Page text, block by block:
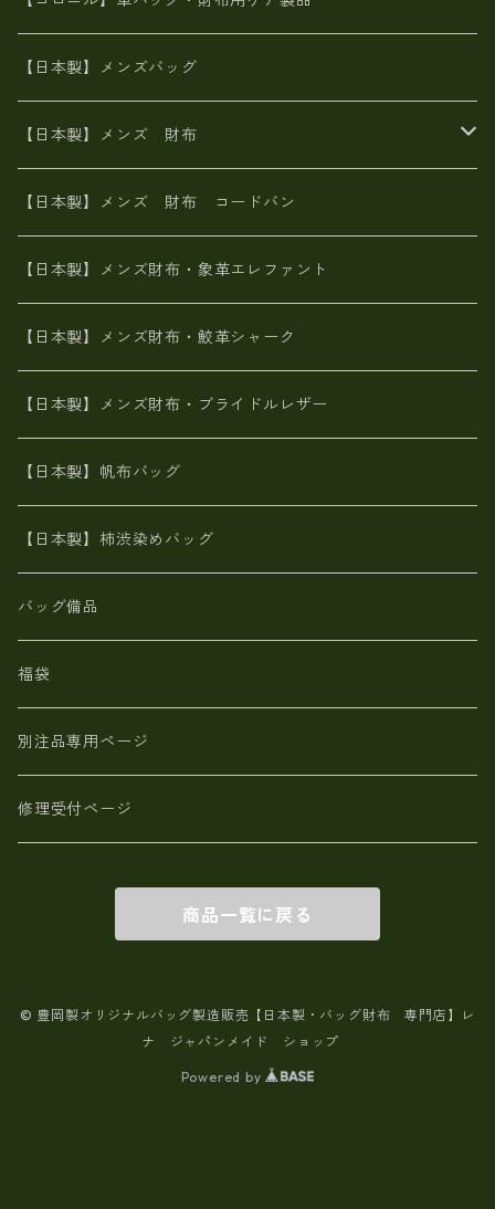
メタリック
革友禅染め
ポーテッド
革友禅染め
メタリック
ヌメ革
革友禅染め
財布ショルダー
ヌメ革
がま口財布
革友禅染め
山羊革
火山灰染め
名刺入れ・キーケース、他
財布・小物
【日本製】メンズバッグ
【日本製】メンズ 財布
象革エレファント【日本製】メンズ 財布
鮫革シャーク【日本製】メンズ 財布
ブライドルレザー【日本製】メンズ 財布
MAISON de HIROAN 【日本製】メンズ 財布
栃木レザー 【日本製】メンズ 財布
革小物・財布【日本製】メンズ レディース
【日本製】メンズ 財布 アザラシ革(シールスキン)
【日本製】メンズ 財布 コードバン
【日本製】メンズ財布・象革エレファント
【日本製】メンズ財布・鮫革シャーク
【日本製】メンズ財布・ブライドルレザー
【日本製】帆布バッグ
【日本製】柿渋染めバッグ
バッグ備品
福袋
別注品専用ページ
修理受付ページ
商品一覧に戻る
© 豊岡製オリジナルバッグ製造販売【日本製・バッグ財布 専門店】レ
ナ ジャパンメイド ショップ
Powered by